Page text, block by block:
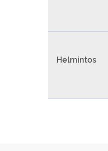
Helmintos